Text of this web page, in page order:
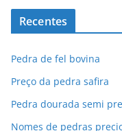
Recentes
Pedra de fel bovina
Preço da pedra safira
Pedra dourada semi
Nomes de pedras